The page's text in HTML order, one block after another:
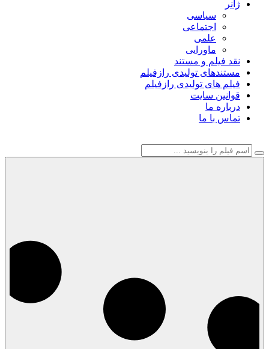
ژانر
سیاسی
اجتماعی
علمی
ماورایی
نقد فیلم و مستند
مستندهای تولیدی رازفیلم
فیلم های تولیدی رازفیلم
قوانین سایت
درباره ما
تماس با ما